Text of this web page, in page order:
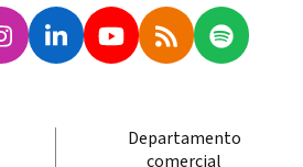
Departamento
comercial